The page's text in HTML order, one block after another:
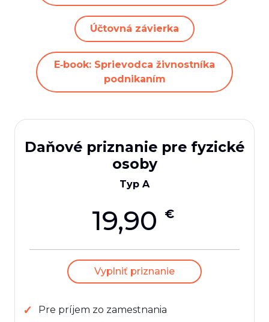
Účtovná závierka
E‑book: Sprievodca živnostníka
podnikaním
Daňové priznanie pre fyzické
osoby
Typ A
19,90 €
Vyplniť priznanie
Pre príjem zo zamestnania